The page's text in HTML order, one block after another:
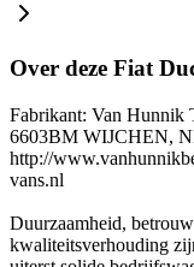
Over deze Fiat
Fabrikant: Van Hunnik
6603BM WIJCHEN,
http://
vans.nl
Duurzaamheid,
kwaliteitsverhouding